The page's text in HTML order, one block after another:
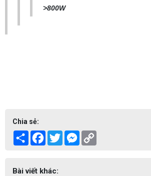
>800W
Chia sẻ:
Share Facebook
TwitterMessenger
Bài viết khác: